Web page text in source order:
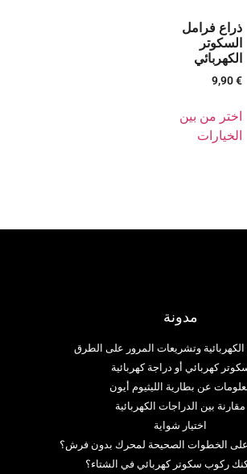
ذراع فرامل
السكوتر
الكهربائي
9,90€
اختر من بين
الخيارات
مدونة
الكهربائية وتشريعات المرور على الطرق
كهربائي أو دراجة كهربائية
عن بطارية الليثيوم أيون
مقارنة بين الدراجات الكهربائية
اختيار شواية
على الخطوات الصحيحة لمحرك بدون فرش؟
ركوب سكوتر كهربائي في الشتاء؟